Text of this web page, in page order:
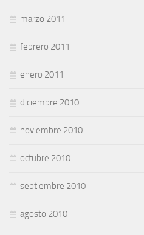
marzo 2011
febrero 2011
enero 2011
diciembre 2010
noviembre 2010
octubre 2010
septiembre 2010
agosto 2010